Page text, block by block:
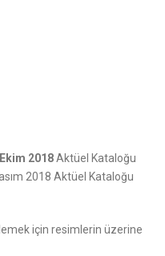
2018Aktüel Kataloğu
2018 Aktüel Kataloğu
için resimlerin üzerine